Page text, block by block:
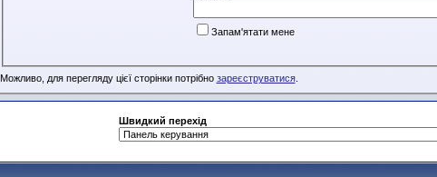
Запам'ятати мене
Можливо, для перегляду цієї сторінки потрібно зареєструватися.
Швидкий перехід